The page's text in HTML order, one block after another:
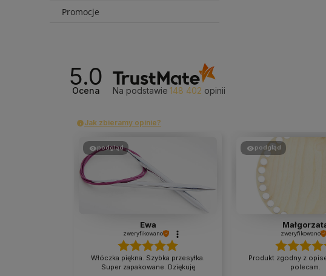
Promocje
5.0
Ocena Na podstawie 148 402 opinii
Jak zbieramy opinie?
podgląd
Ewa
zweryfikowano
Włóczka piękna. Szybka przesyłka.
Super zapakowane. Dziękuję
podgląd
zweryfikowano
Produkt zgodny z
polecam.